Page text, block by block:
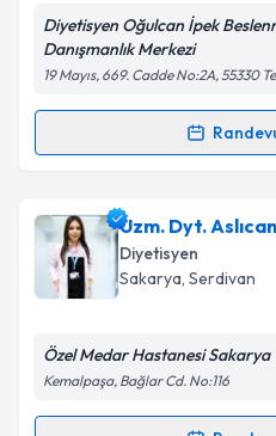
Kişisel verilerimin
Metni'ni okudum ve
kapsamda
Diyetisyen Oğulcan İpek
Danışmanlık Merkezi
19 Mayıs, 669. Cadde No:2A, 55330
Randevu Takvimi
Dyt. Oğulcan İpekiçin
oluşturun. Size bu
takvim hazırlandığında
Uzm. Dyt.
Diyetisyen
Sakarya, Serdivan
Özel Medar Hastanesi Sakarya
Kemalpaşa, Bağlar Cd. No:116